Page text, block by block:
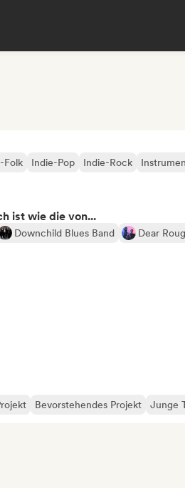
Folk Indie-Pop Indie-Rock
ist wie die von...
Downchild Blues Band
Dear
Bevorstehendes Projekt Junge